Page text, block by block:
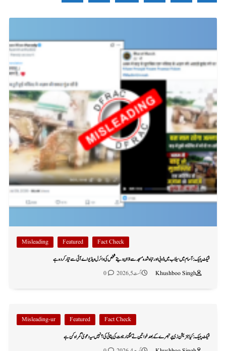
Fact Check
Featured
Misleading
فیکٹ چیک: آسام میں سیلاب میں ڈوبی اور تباہ شدہ مسجد سے اذان دیتے شخص کی وائرل ویڈیو اے آئی سے تیار کردہ ہے
Khushboo Singh
اگست 5, 2026 0
Fact Check
Featured
Misleading-ur
فیکٹ چیک: کیا جنریشن زی پر تبصرے کے بعد خواتین نے کنگنا رناوت کی پٹائی کی؟ نہیں، یہ دعویٰ گمراہ کن ہے